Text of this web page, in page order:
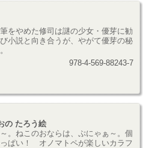
をやめた修司は謎の少女・優芽に勧
小説と向き合うが、やがて優芽の秘
978-4-569-88243-7
の たろう絵
。ねこのおならは、ぷにゃぁ～。個
ぱい！ オノマトペが楽しいカラフ